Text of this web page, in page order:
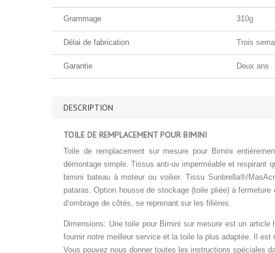
Grammage 310g
Délai de fabrication Trois
Garantie Deux ans
DESCRIPTION
TOILE DE REMPLACEMENT POUR BIMINI
Toile de remplacement sur mesure pour Bimini
démontage simple. Tissus anti-uv imperméable et respirant
bimini bateau à moteur ou voilier. Tissu Sunbrella®/
pataras. Option housse de stockage (toile pliée) à
d’ombrage de côtés, se reprenant sur les filières.
Dimensions: Une toile pour Bimini sur mesure est un
fournir notre meilleur service et la toile la plus adaptée. Il
Vous pouvez nous donner toutes les instructions spéciales